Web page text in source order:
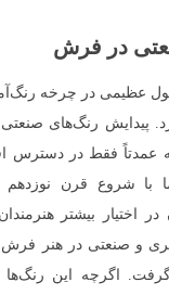
در فرش
عظیمی در چرخه
پیدایش رنگ‌‌های
دانست که عمدتاً فقط در
با شروع قرن نوزدهم
اختیار بیشتر
و صنعتی در هنر
اگرچه این رنگ‌ها